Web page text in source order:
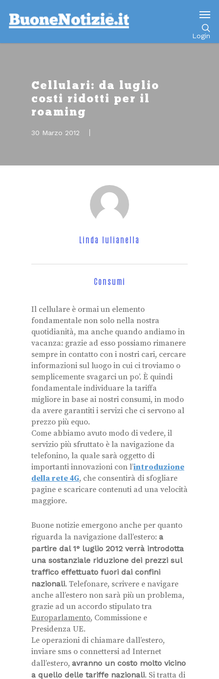
Login
Cellulari: da luglio
costi ridotti per il
roaming
30 Marzo 2012
Linda Iulianella
Consumi
Il cellulare è ormai un elemento
fondamentale non solo nella nostra
quotidianità, ma anche quando andiamo in
vacanza: grazie ad esso possiamo rimanere
sempre in contatto con i nostri cari, cercare
informazioni sul luogo in cui ci troviamo o
semplicemente svagarci un po’. È quindi
fondamentale individuare la tariffa
migliore in base ai nostri consumi, in modo
da avere garantiti i servizi che ci servono al
prezzo più equo.
Come abbiamo avuto modo di vedere, il
servizio più sfruttato è la navigazione da
telefonino, la quale sarà oggetto di
importanti innovazioni con l’introduzione
della rete 4G, che consentirà di sfogliare
pagine e scaricare contenuti ad una velocità
maggiore.
Buone notizie emergono anche per quanto
riguarda la navigazione dall’estero: a
partire dal 1° luglio 2012 verrà introdotta
una sostanziale riduzione dei prezzi sul
traffico effettuato fuori dai confini
nazionali. Telefonare, scrivere e navigare
anche all’estero non sarà più un problema,
grazie ad un accordo stipulato tra
Europarlamento, Commissione e
Presidenza UE.
Le operazioni di chiamare dall’estero,
inviare sms o connettersi ad Internet
dall’estero, avranno un costo molto vicino
a quello delle tariffe nazionali. Si tratta di
Go to mobile version